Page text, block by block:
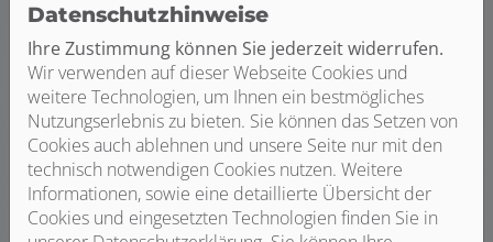
Kein Kauf und Schleppen von Flaschenwasser mehr
Umweltfreundlich: Vermeidet Plastikmüll durch
den Verzicht auf Flaschenwasser
Verbesserter Geschmack: Frisches, gesundes
Wasser direkt aus dem Hahn
Bequem und hygienisch – kein Umfüllen von
Wasser notwendig
Datenschutzhinweise
Ihre Zustimmung können Sie jederzeit widerrufen.
Wir verwenden auf dieser Webseite Cookies und
weitere Technologien, um Ihnen ein bestmögliches
Nutzungserlebnis zu bieten. Sie können das Setzen von
Cookies auch ablehnen und unsere Seite nur mit den
technisch notwendigen Cookies nutzen. Weitere
Informationen, sowie eine detaillierte Übersicht der
Cookies und eingesetzten Technologien finden Sie in